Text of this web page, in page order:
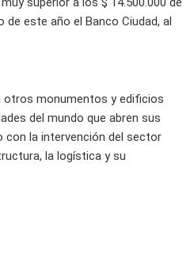
este año el Banco Ciudad, al
otros monumentos y edificios
del mundo que abren sus
con la intervención del sector
la logística y su